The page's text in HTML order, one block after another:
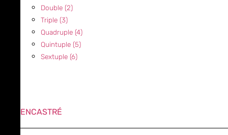
Double (2)
Triple (3)
Quadruple (4)
Quintuple (5)
Sextuple (6)
ENCASTRÉ